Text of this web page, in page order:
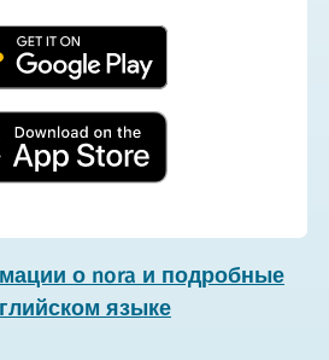
о nora и подробные
языке